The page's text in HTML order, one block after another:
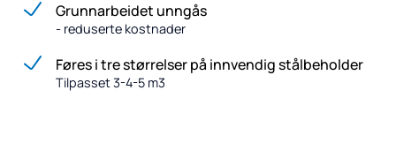
Grunnarbeidet unngås
- reduserte kostnader
Føres i tre størrelser på innvendig stålbeholder
Tilpasset 3-4-5 m3